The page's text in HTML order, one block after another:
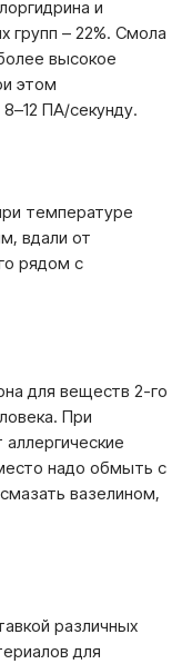
и
групп – 22%. Смола
высокое
этом
ПА/секунду.
температуре
вдали от
рядом с
для веществ 2-го
При
надо обмыть с
вазелином,
различных
для